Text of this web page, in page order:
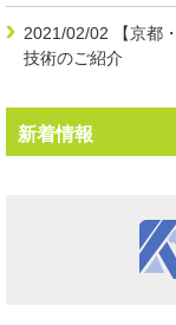
2021/02/02
【京都
技術のご紹介
新着情報